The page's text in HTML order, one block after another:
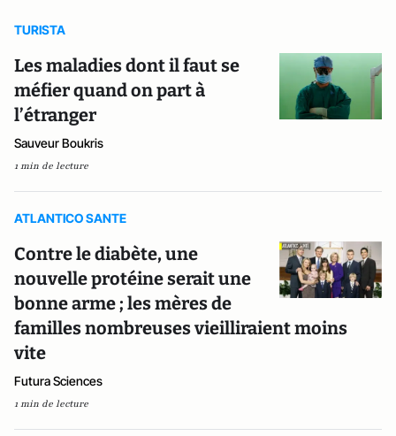
TURISTA
Les maladies dont il faut se
méfier quand on part à
l’étranger
Sauveur Boukris
1 min de lecture
ATLANTICO SANTE
Contre le diabète, une
nouvelle protéine serait une
bonne arme ; les mères de
familles nombreuses vieilliraient moins
vite
Futura Sciences
1 min de lecture